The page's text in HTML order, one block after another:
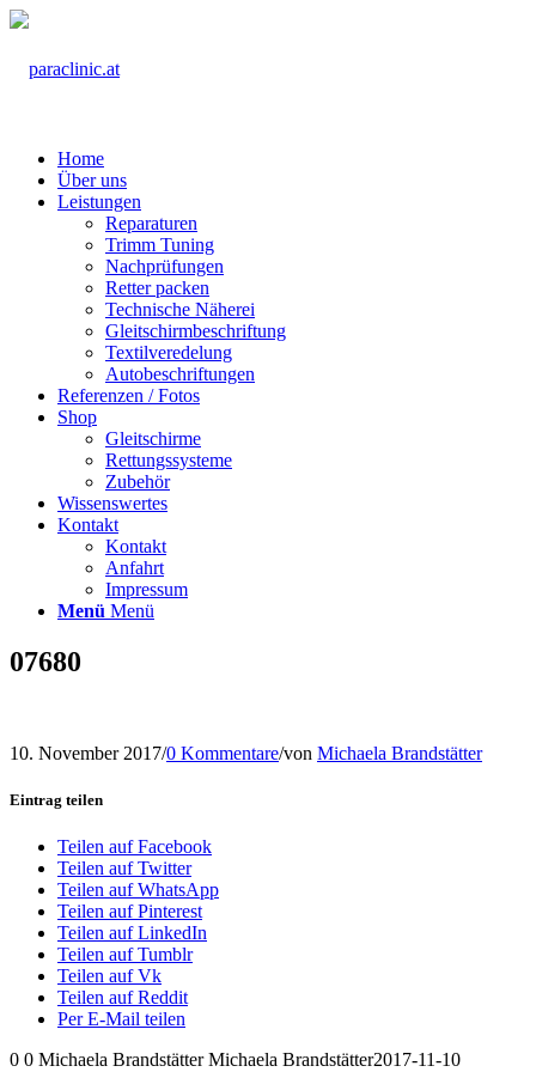
Home
Über uns
Leistungen
Reparaturen
Trimm Tuning
Nachprüfungen
Retter packen
Technische Näherei
Gleitschirmbeschriftung
Textilveredelung
Autobeschriftungen
Referenzen / Fotos
Shop
Gleitschirme
Rettungssysteme
Zubehör
Wissenswertes
Kontakt
Kontakt
Anfahrt
Impressum
Menü Menü
07680
10. November 2017/0 Kommentare/von Michaela Brandstätter
Eintrag teilen
Teilen auf Facebook
Teilen auf Twitter
Teilen auf WhatsApp
Teilen auf Pinterest
Teilen auf LinkedIn
Teilen auf Tumblr
Teilen auf Vk
Teilen auf Reddit
Per E-Mail teilen
0 0 Michaela Brandstätter Michaela Brandstätter2017-11-10